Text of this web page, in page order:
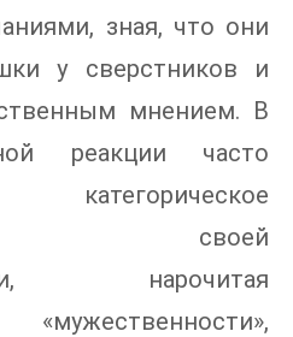
зная, что они
у сверстников и
мнением. В
реакции часто
своей
нарочитая